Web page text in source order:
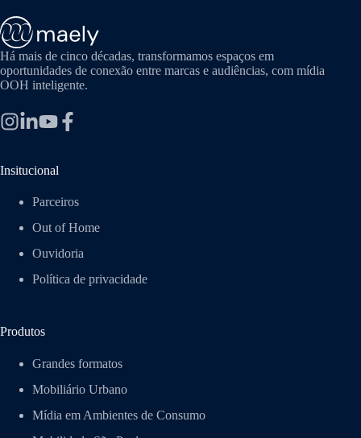
Há mais de cinco décadas, transformamos espaços em
oportunidades de conexão entre marcas e audiências, com mídia
OOH inteligente.
Insitucional
Parceiros
Out of Home
Ouvidoria
Política de privacidade
Produtos
Grandes formatos
Mobiliário Urbano
Mídia em Ambientes de Consumo